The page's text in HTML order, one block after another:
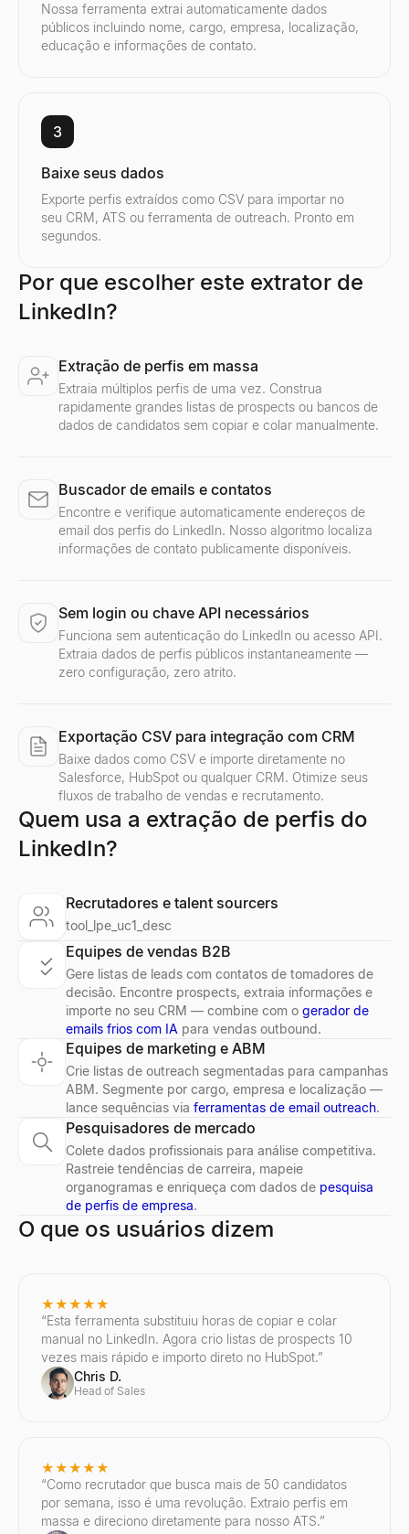
Nossa ferramenta extrai automaticamente dados
públicos incluindo nome, cargo, empresa, localização,
educação e informações de contato.
3
Baixe seus dados
Exporte perfis extraídos como CSV para importar no
seu CRM, ATS ou ferramenta de outreach. Pronto em
segundos.
Por que escolher este extrator de
LinkedIn?
Extração de perfis em massa
Extraia múltiplos perfis de uma vez. Construa
rapidamente grandes listas de prospects ou bancos de
dados de candidatos sem copiar e colar manualmente.
Buscador de emails e contatos
Encontre e verifique automaticamente endereços de
email dos perfis do LinkedIn. Nosso algoritmo localiza
informações de contato publicamente disponíveis.
Sem login ou chave API necessários
Funciona sem autenticação do LinkedIn ou acesso API.
Extraia dados de perfis públicos instantaneamente —
zero configuração, zero atrito.
Exportação CSV para integração com CRM
Baixe dados como CSV e importe diretamente no
Salesforce, HubSpot ou qualquer CRM. Otimize seus
fluxos de trabalho de vendas e recrutamento.
Quem usa a extração de perfis do
LinkedIn?
Recrutadores e talent sourcers
tool_lpe_uc1_desc
Equipes de vendas B2B
Gere listas de leads com contatos de tomadores de
decisão. Encontre prospects, extraia informações e
importe no seu CRM — combine com o gerador de
emails frios com IA para vendas outbound.
Equipes de marketing e ABM
Crie listas de outreach segmentadas para campanhas
ABM. Segmente por cargo, empresa e localização —
lance sequências via ferramentas de email outreach.
Pesquisadores de mercado
Colete dados profissionais para análise competitiva.
Rastreie tendências de carreira, mapeie
organogramas e enriqueça com dados de pesquisa
de perfis de empresa.
O que os usuários dizem
★★★★★
“Esta ferramenta substituiu horas de copiar e colar
manual no LinkedIn. Agora crio listas de prospects 10
vezes mais rápido e importo direto no HubSpot.”
Chris D.
Head of Sales
★★★★★
“Como recrutador que busca mais de 50 candidatos
por semana, isso é uma revolução. Extraio perfis em
massa e direciono diretamente para nosso ATS.”